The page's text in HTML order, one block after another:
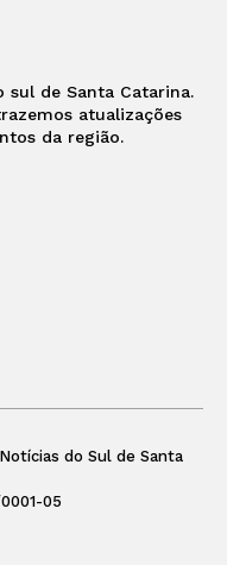
de Santa Catarina.
atualizações
da região.
do Sul de Santa
05